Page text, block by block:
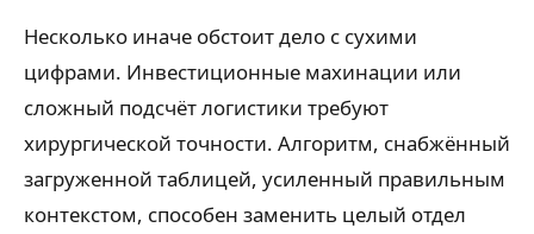
Несколько иначе обстоит дело с сухими
цифрами. Инвестиционные махинации или
сложный подсчёт логистики требуют
хирургической точности. Алгоритм, снабжённый
загруженной таблицей, усиленный правильным
контекстом, способен заменить целый отдел